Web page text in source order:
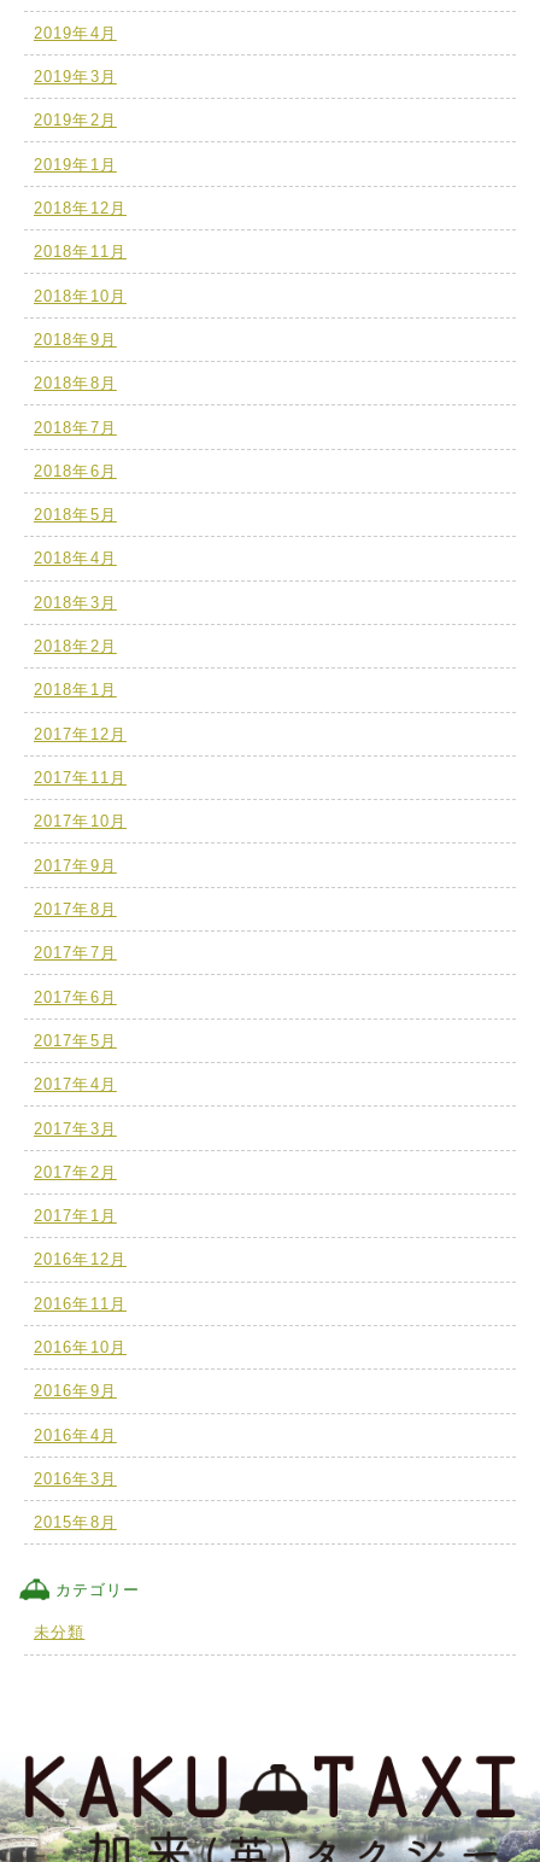
2019年4月
2019年3月
2019年2月
2019年1月
2018年12月
2018年11月
2018年10月
2018年9月
2018年8月
2018年7月
2018年6月
2018年5月
2018年4月
2018年3月
2018年2月
2018年1月
2017年12月
2017年11月
2017年10月
2017年9月
2017年8月
2017年7月
2017年6月
2017年5月
2017年4月
2017年3月
2017年2月
2017年1月
2016年12月
2016年11月
2016年10月
2016年9月
2016年4月
2016年3月
2015年8月
カテゴリー
未分類